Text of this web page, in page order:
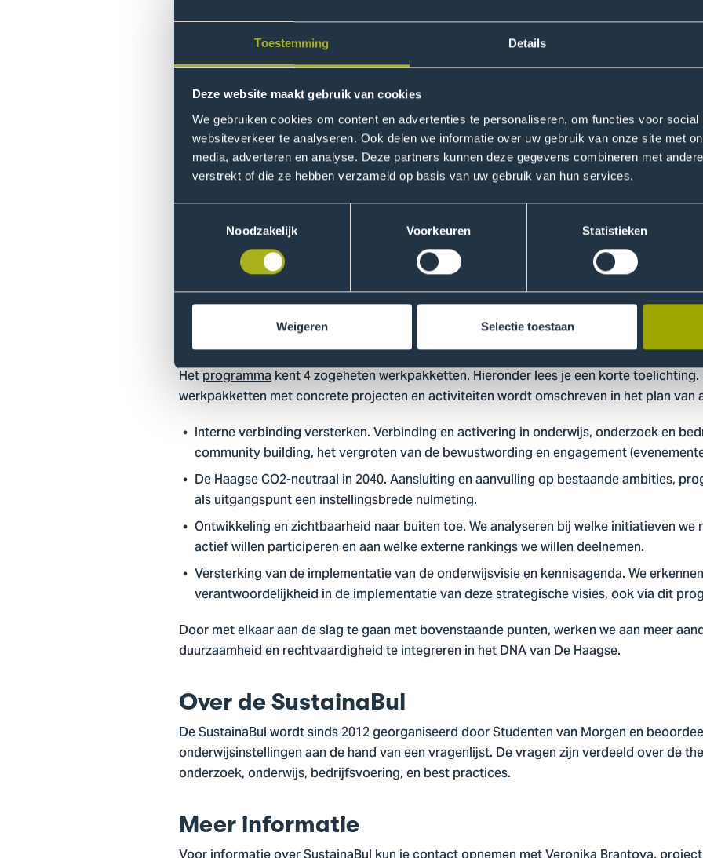
Toestemming Details
Deze website maakt gebruik van cookies
We gebruiken cookies om content en advertenties te personaliseren, om functies voor social
websiteverkeer te analyseren. Ook delen we informatie over uw gebruik van onze site met
media, adverteren en analyse. Deze partners kunnen deze gegevens combineren met
verstrekt of die ze hebben verzameld op basis van uw gebruik van hun services.
Noodzakelijk
Voorkeuren Statistieken
Weigeren Selectie toestaan
Komend jaar zetten we verdere stappen, met name op gebied van onderwijs en
beschrijft in het curriculum hoe zij invulling geeft aan duurzaamheid en hoe aan de
wordt gewerkt. Daarnaast werken we aan het bewustzijn van medewerkers rondom
doen is daarbij van belang.
Hetvolledige rapport lees je hier.
Duurzaamheid integreren in het DNA van De
formuleren van de aanpak van het programma Duurzaamheid en Rechtvaardigheid. Het
duurzaamheid en rechtvaardigheid te integreren in het DNA van onze hogeschool.
organisatie in het bereiken van de ambities uit het Instellingsplan 2023-2028, en maken we
rechtvaardigheid meer zichtbaar. Zowel intern als extern.
Wat gaan we doen?
Hetprogrammakent 4 zogeheten werkpakketten. Hieronder lees je een korte
werkpakketten met concrete projecten en activiteiten wordt omschreven in het plan van
Interne verbinding versterken. Verbinding en activering in onderwijs, onderzoek en
community building, het vergroten van de bewustwording en engagement
De Haagse CO2-neutraal in 2040. Aansluiting en aanvulling op bestaande ambities,
als uitgangspunt een instellingsbrede nulmeting.
Ontwikkeling en zichtbaarheid naar buiten toe. We analyseren bij welke initiatieven
actief willen participeren en aan welke externe rankings we willen deelnemen.
Versterking van de implementatie van de onderwijsvisie en kennisagenda. We
verantwoordelijkheid in de implementatie van deze strategische visies, ook via dit
Door met elkaar aan de slag te gaan met bovenstaande punten, werken we aan meer
duurzaamheid en rechtvaardigheid te integreren in het DNA van De Haagse.
Over de SustainaBul
De SustainaBul wordt sinds 2012 georganiseerd door Studenten van Morgen en
onderwijsinstellingen aan de hand van een vragenlijst. De vragen zijn verdeeld over de
onderzoek, onderwijs, bedrijfsvoering, en best practices.
Meer informatie